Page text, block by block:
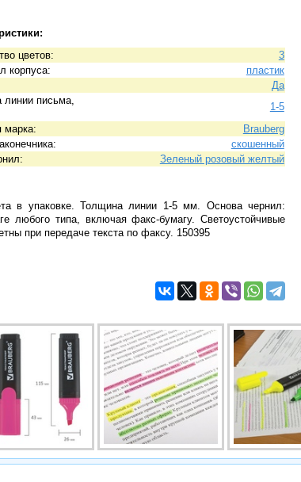
цветов:
3
корпуса:
пластик
Да
письма,
1-5
марка:
Brauberg
скошенный
Зеленый розовый желтый
в упаковке. Толщина линии 1-5 мм. Основа чернил:
любого типа, включая факс-бумагу. Светоустойчивые
при передаче текста по факсу. 150395